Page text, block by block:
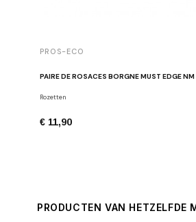
PROS-ECO
PAIRE DE ROSACES BORGNE MUST EDGE NM
Rozetten
€ 11,90
PRODUCTEN VAN HETZELFDE